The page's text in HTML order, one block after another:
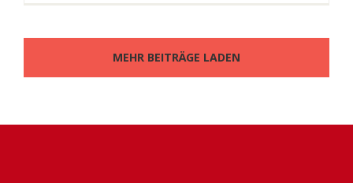
MEHR BEITRÄGE LADEN